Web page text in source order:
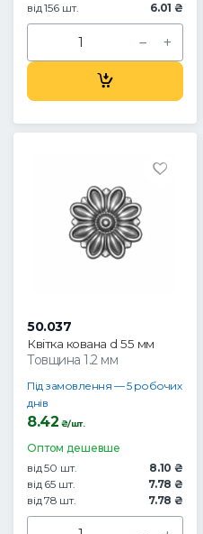
від 156 шт.
6.01 ₴
50.037
Квітка кована d 55 мм
Товщина 1.2 мм
Під замовлення — 5 робочих
днів
8.42 ₴/шт.
Оптом дешевше
від 50 шт.
8.10 ₴
від 65 шт.
7.78 ₴
від 78 шт.
7.78 ₴